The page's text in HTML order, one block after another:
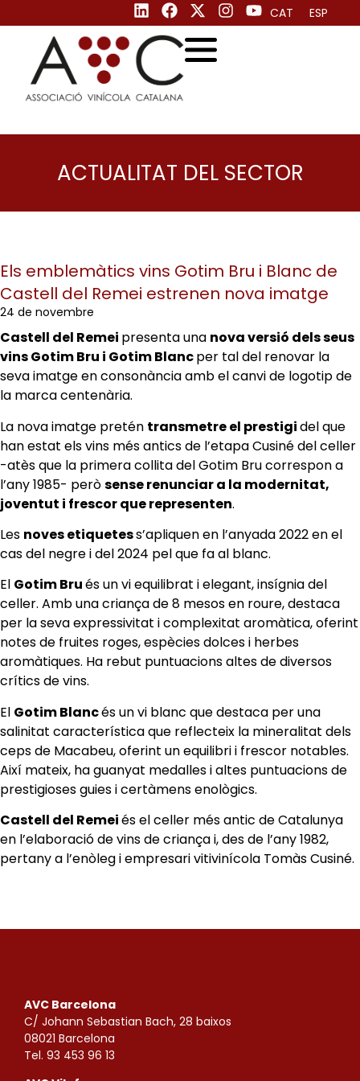
CAT ESP
ACTUALITAT DEL SECTOR
Els emblemàtics vins Gotim Bru i Blanc de
Castell del Remei estrenen nova imatge
24 de novembre
Castell del Remei presenta una nova versió dels seus
vins Gotim Bru i Gotim Blancper tal del renovar la
seva imatge en consonància amb el canvi de logotip de
la marca centenària.
La nova imatge pretén transmetre el prestigidel que
han estat els vins més antics de l’etapa Cusiné del celler
-atès que la primera collita del Gotim Bru correspon a
l’any 1985- peròsense renunciar a la modernitat,
joventut i frescor que representen.
Les noves etiquetess’apliquen en l’anyada 2022 en el
cas del negre i del 2024 pel que fa al blanc.
El Gotim Brués un vi equilibrat i elegant, insígnia del
celler. Amb una criança de 8 mesos en roure, destaca
per la seva expressivitat i complexitat aromàtica, oferint
notes de fruites roges, espècies dolces i herbes
aromàtiques. Ha rebut puntuacions altes de diversos
crítics de vins.
El Gotim Blancés un vi blanc que destaca per una
salinitat característica que reflecteix la mineralitat dels
ceps de Macabeu, oferint un equilibri i frescor notables.
Així mateix, ha guanyat medalles i altes puntuacions de
prestigioses guies i certàmens enològics.
Castell del Remeiés el celler més antic de Catalunya
en l’elaboració de vins de criança i, des de l’any 1982,
pertany a l’enòleg i empresari vitivinícola Tomàs Cusiné.
AVC Barcelona
C/ Johann Sebastian Bach, 28 baixos
08021 Barcelona
Tel. 93 453 96 13